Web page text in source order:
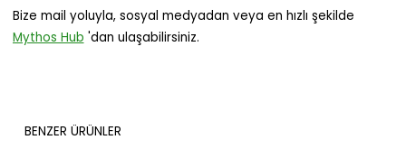
Bize mail yoluyla, sosyal medyadan veya en hızlı şekilde
Mythos Hub 'dan ulaşabilirsiniz.
BENZER ÜRÜNLER